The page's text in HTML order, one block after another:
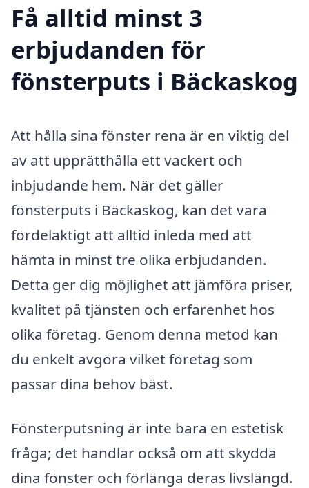
Få alltid minst 3
erbjudanden för
fönsterputs i Bäckaskog
Att hålla sina fönster rena är en viktig del
av att upprätthålla ett vackert och
inbjudande hem. När det gäller
fönsterputs i Bäckaskog, kan det vara
fördelaktigt att alltid inleda med att
hämta in minst tre olika erbjudanden.
Detta ger dig möjlighet att jämföra priser,
kvalitet på tjänsten och erfarenhet hos
olika företag. Genom denna metod kan
du enkelt avgöra vilket företag som
passar dina behov bäst.
Fönsterputsning är inte bara en estetisk
fråga; det handlar också om att skydda
dina fönster och förlänga deras livslängd.